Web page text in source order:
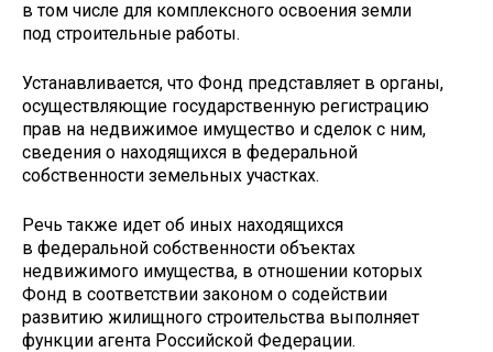
в том числе для комплексного освоения земли
под строительные работы.
Устанавливается, что Фонд представляет в органы,
осуществляющие государственную регистрацию
прав на недвижимое имущество и сделок с ним,
сведения о находящихся в федеральной
собственности земельных участках.
Речь также идет об иных находящихся
в федеральной собственности объектах
недвижимого имущества, в отношении которых
Фонд в соответствии законом о содействии
развитию жилищного строительства выполняет
функции агента Российской Федерации.